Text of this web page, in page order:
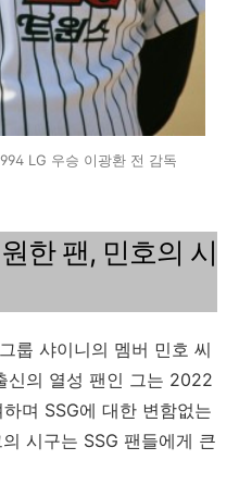
LG 우승 이광환 전 감독
한 팬, 민호의 시
룹 샤이니의 멤버 민호 씨
신의 열성 팬인 그는 2022
며 SSG에 대한 변함없는
시구는 SSG 팬들에게 큰